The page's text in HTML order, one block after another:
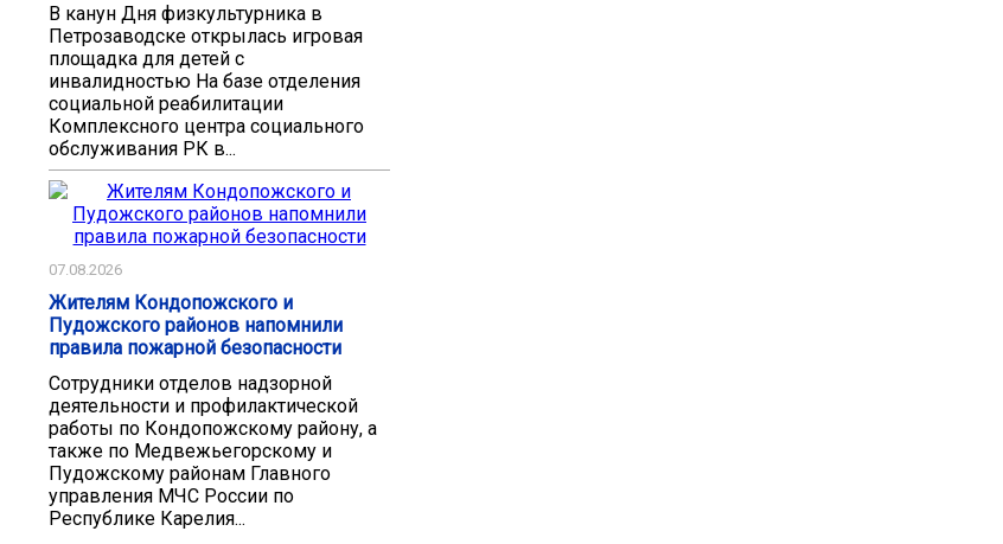
В канун Дня физкультурника в
Петрозаводске открылась игровая
площадка для детей с
инвалидностью На базе отделения
социальной реабилитации
Комплексного центра социального
обслуживания РК в...
07.08.2026
Жителям Кондопожского и
Пудожского районов напомнили
правила пожарной безопасности
Сотрудники отделов надзорной
деятельности и профилактической
работы по Кондопожскому району, а
также по Медвежьегорскому и
Пудожскому районам Главного
управления МЧС России по
Республике Карелия...